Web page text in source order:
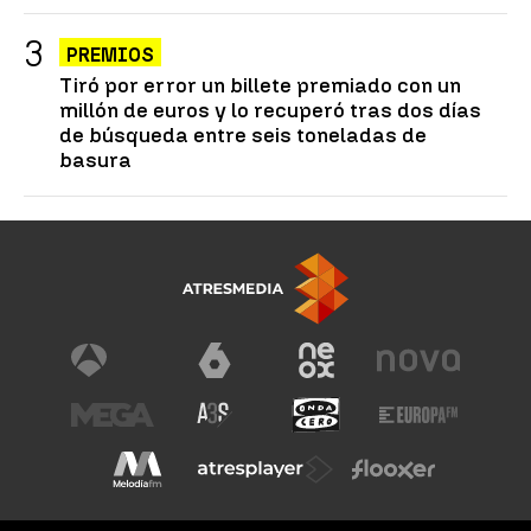
PREMIOS
Tiró por error un billete premiado con un
millón de euros y lo recuperó tras dos días
de búsqueda entre seis toneladas de
basura